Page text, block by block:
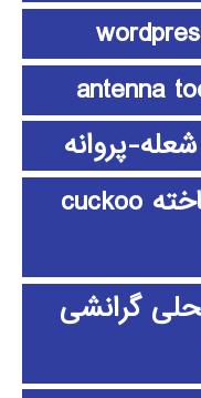
پروانه
الگوریتم جستجوی فاخته cuckoo
گرانشی